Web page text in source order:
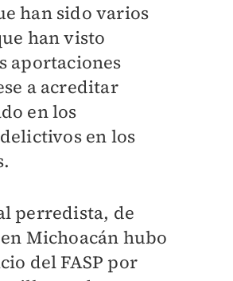
han sido varios
han visto
aportaciones
a acreditar
en los
en los
perredista, de
en Michoacán hubo
del FASP por